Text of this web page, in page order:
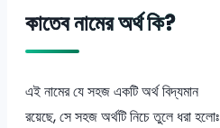
কাতেব নামের অর্থ কি?
এই নামের যে সহজ একটি অর্থ বিদ্যমান
রয়েছে, সে সহজ অর্থটি নিচে তুলে ধরা হলোঃ